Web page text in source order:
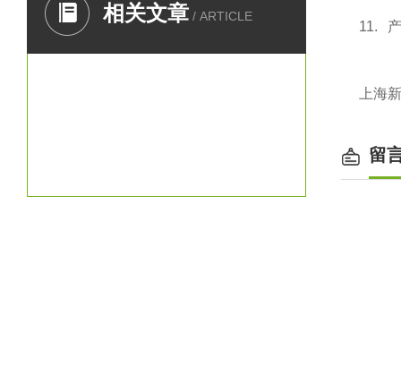
相关文章 / ARTICLE
11.
上海
留